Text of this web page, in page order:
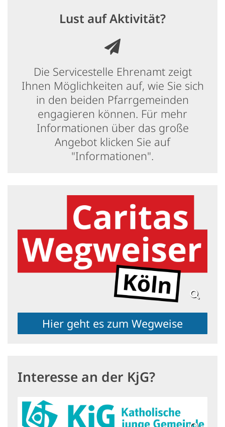
Lust auf Aktivität?
Die Servicestelle Ehrenamt zeigt
Ihnen Möglichkeiten auf, wie Sie sich
in den beiden Pfarrgemeinden
engagieren können. Für mehr
Informationen über das große
Angebot klicken Sie auf
"Informationen".
Hier geht es zum Wegweise
Interesse an der KjG?